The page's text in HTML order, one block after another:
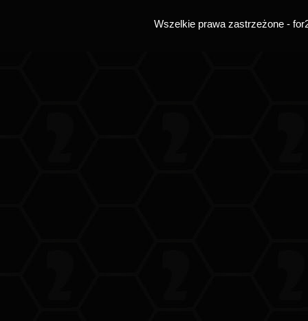
Wszelkie prawa zastrzeżone -